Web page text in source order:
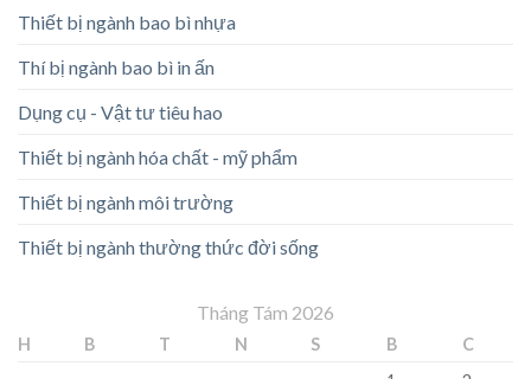
Thiết bị ngành bao bì nhựa
Thí bị ngành bao bì in ấn
Dụng cụ - Vật tư tiêu hao
Thiết bị ngành hóa chất - mỹ phẩm
Thiết bị ngành môi trường
Thiết bị ngành thường thức đời sống
Tháng Tám 2026
H B T N S B
C